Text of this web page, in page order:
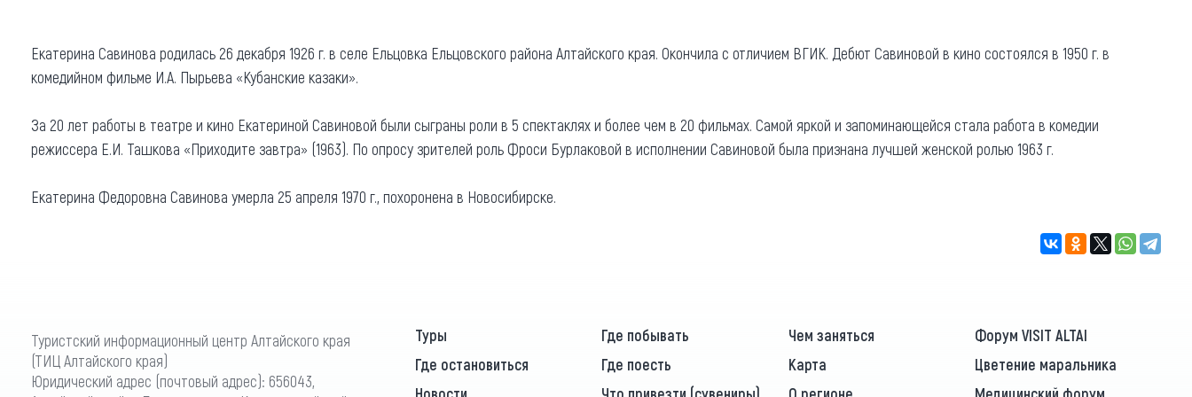
Придорожные кафе
Новости
Люди, прославившие Алтай
Карты и буклеты
Фотогалерея
Реестр туристических
агентств Алтайского края
Екатерина Савинова родилась 26 декабря 1926 г. в селе Ельцовка Ельцовского района Алтайского края. Окончила с отличием ВГИК. Дебют Савиновой в кино состоялся в 1950 г. в
комедийном фильме И.А. Пырьева «Кубанские казаки».
За 20 лет работы в театре и кино Екатериной Савиновой были сыграны роли в 5 спектаклях и более чем в 20 фильмах. Самой яркой и запоминающейся стала работа в комедии
режиссера Е.И. Ташкова «Приходите завтра» (1963). По опросу зрителей роль Фроси Бурлаковой в исполнении Савиновой была признана лучшей женской ролью 1963 г.
Екатерина Федоровна Савинова умерла 25 апреля 1970 г., похоронена в Новосибирске.
Туристский информационный центр Алтайского края
(ТИЦ Алтайского края)
Юридический адрес (почтовый адрес): 656043,
Туры Где побывать Чем заняться
Форум VISIT ALTAI
Где остановиться
Где поесть Карта
Цветение маральника